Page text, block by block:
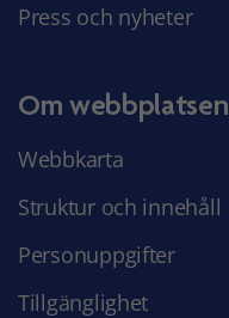
Press och nyheter
Om webbplatsen
Webbkarta
Struktur och innehåll
Personuppgifter
Tillgänglighet